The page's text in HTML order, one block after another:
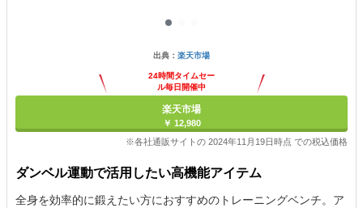
出典： 楽天市場
24時間タイムセー
ル毎日開催中
楽天市場
￥ 12,980
※各社通販サイトの 2024年11月19日時点 での税込価格
ダンベル運動で活用したい高機能アイテム
全身を効率的に鍛えたい方におすすめのトレーニングベンチ。ア